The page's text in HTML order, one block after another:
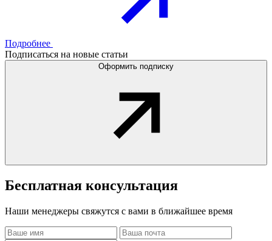
Подробнее
Подписаться на новые статьи
Оформить подписку
Бесплатная консультация
Наши менеджеры свяжутся с вами в ближайшее время